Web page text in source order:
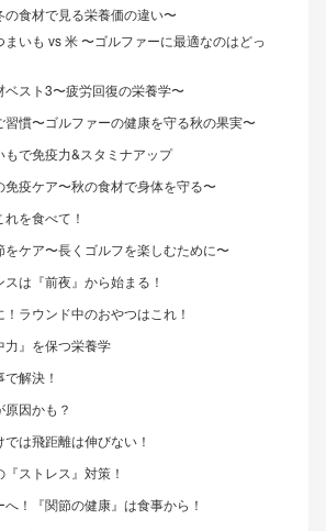
食材で見る栄養価の違い〜
いも vs 米 〜ゴルファーに最適なのはどっ
ベスト3〜疲労回復の栄養学〜
慣〜ゴルファーの健康を守る秋の果実〜
で免疫力&スタミナアップ
免疫ケア〜秋の食材で身体を守る〜
を食べて！
ケア〜長くゴルフを楽しむために〜
は『前夜』から始まる！
ラウンド中のおやつはこれ！
力』を保つ栄養学
解決！
因かも？
では飛距離は伸びない！
ストレス』対策！
！『関節の健康』は食事から！